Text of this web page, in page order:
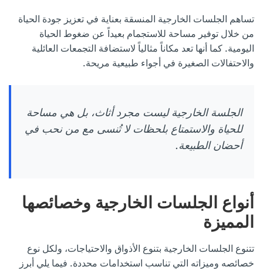
تساهم الجلسات الخارجية المنسقة بعناية في تعزيز جودة الحياة
من خلال توفير مساحة للاستجمام بعيداً عن ضغوط الحياة
اليومية. كما أنها تعد مكاناً مثالياً لاستضافة التجمعات العائلية
والاحتفالات الصغيرة في أجواء طبيعية مريحة.
الجلسة الخارجية ليست مجرد أثاث، بل هي مساحة
للحياة والاستمتاع بلحظات لا تُنسى مع من نحب في
أحضان الطبيعة.
أنواع الجلسات الخارجية وخصائصها
المميزة
تتنوع الجلسات الخارجية بتنوع الأذواق والاحتياجات، ولكل نوع
خصائصه وميزاته التي تناسب استخدامات محددة. فيما يلي أبرز